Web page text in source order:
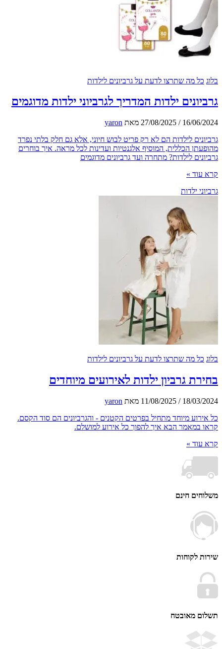
מה שתרצו לדעת על גרביונים לילדות
ילדות המדריך לגרביוני ילדות מדוגמים
16/
/
27/08/2025מאתyaron
לילדות הם לא רק פריט לבוש חיוני, אלא גם חלק בלתי נפרד
הכללית, המוסיף אלגנטיות ועדינות לכל מראה. איך בוחרים
לילדות? מתחרה ועד גרביונים מדוגמים
»
ילדות
מה שתרצו לדעת על גרביונים לילדות
גרביון ילדות לאירועים מיוחדים
18/
/
11/08/2025מאתyaron
מיוחד מתחיל בפרטים הקטנים - והגרביונים הם סוד הקסם.
הבא איך להפוך כל אירוע למושלם.
»
חינם
לקוחות
מאובטח